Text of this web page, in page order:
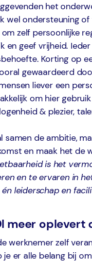
het
wel ondersteuning
zelf persoonlijke
en geef vrijheid.
Korting op
gewaardeerd
liever een
om hier
& plezier,
samen de ambitie,
en maak het de
is het
en te ervaren in
leiderschap en
meer
werknemer zelf
je er alle belang bij